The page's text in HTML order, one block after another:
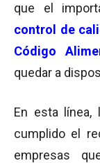
que el
control de
Código
quedar a
En esta línea,
cumplido el
empresas